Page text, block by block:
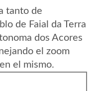
tanto de
de Faial da Terra
dos Acores
el zoom
el mismo.